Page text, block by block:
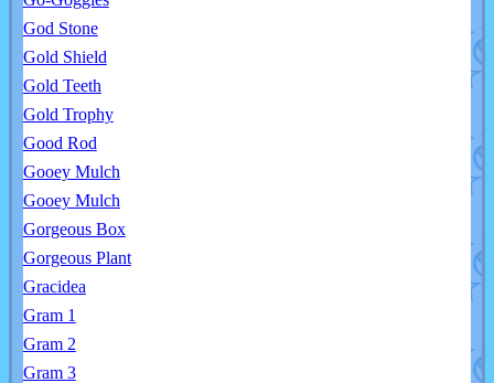
God Stone
Gold Shield
Gold Teeth
Gold Trophy
Good Rod
Gooey Mulch
Gooey Mulch
Gorgeous Box
Gorgeous Plant
Gracidea
Gram 1
Gram 2
Gram 3